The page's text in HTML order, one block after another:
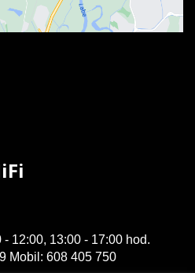
12:00, 13:00 - 17:00 hod.
Mobil: 608 405 750